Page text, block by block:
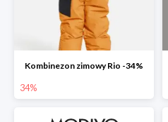
Kombinezon zimowy Rio -34%
34%